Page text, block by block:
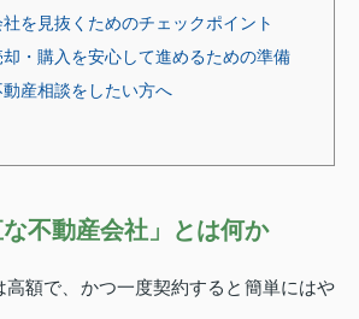
社を見抜くためのチェックポイント
却・購入を安心して進めるための準備
動産相談をしたい方へ
不動産会社」とは何か
高額で、かつ一度契約すると簡単にはや